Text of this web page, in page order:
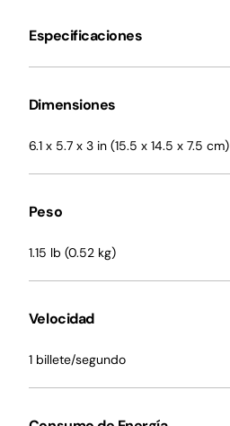
Especificaciones
Dimensiones
6.1 x 5.7 x 3 in (15.5 x 14.5 x 7.5 cm)
Peso
1.15 lb (0.52 kg)
Velocidad
1 billete/segundo